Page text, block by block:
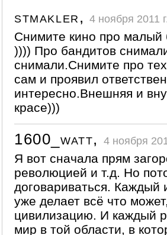
stmakler, 4 ноября 2011
Снимите кино про малый
)))) Про бандитов
снимали.Снимите про
сам и проявил
интересно.Внешняя и
красе)))
1600_watt, 4 ноября
Я вот сначала прям
революцией и т.д. Но
договариваться. Каждый
уже делает всё что
цивилизацию. И каждый
мир в той области, в